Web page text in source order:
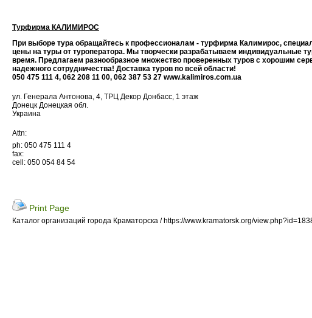
Турфирма КАЛИМИРОС
При выборе тура обращайтесь к профессионалам - турфирма Калимирос,
цены на туры от туроператора. Мы творчески разрабатываем индивидуальные
время. Предлагаем разнообразное множество проверенных туров с хорошим
надежного сотрудничества! Доставка туров по всей области!
050 475 111 4, 062 208 11 00, 062 387 53 27 www.kalimiros.com.ua
ул. Генерала Антонова, 4, ТРЦ Декор Донбасс, 1 этаж
Донецк Донецкая обл.
Украина
Attn:
ph: 050 475 111 4
fax:
cell: 050 054 84 54
Print Page
Каталог организаций города Краматорска / https://www.kramatorsk.org/